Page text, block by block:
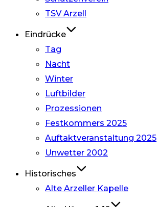
TSV Arzell
Eindrücke
Tag
Nacht
Winter
Luftbilder
Prozessionen
Festkommers 2025
Auftaktveranstaltung 2025
Unwetter 2002
Historisches
Alte Arzeller Kapelle